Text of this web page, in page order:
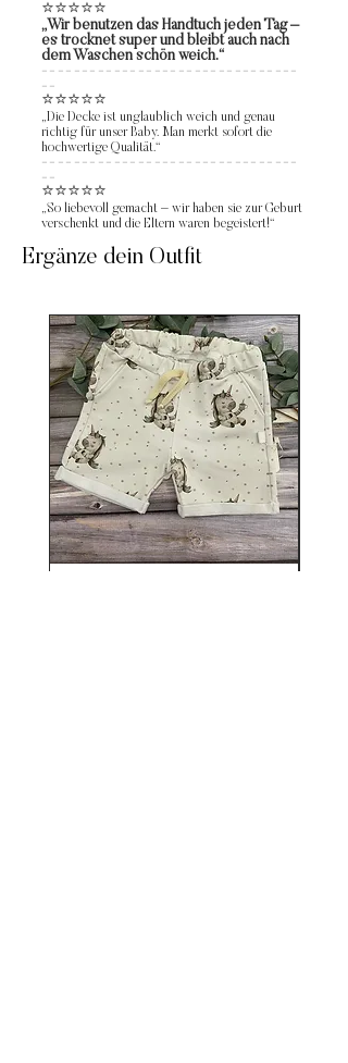
⭐⭐⭐⭐⭐
„Wir benutzen das Handtuch jeden Tag –
es trocknet super und bleibt auch nach
dem Waschen schön weich.“
--------------------------------
--
⭐⭐⭐⭐⭐
„Die Decke ist unglaublich weich und genau
richtig für unser Baby. Man merkt sofort die
hochwertige Qualität.“
--------------------------------
--
⭐⭐⭐⭐⭐
„So liebevoll gemacht – wir haben sie zur Geburt
verschenkt und die Eltern waren begeistert!“
Ergänze dein Outfit